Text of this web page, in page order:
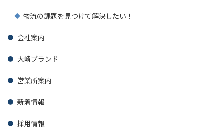
物流の課題を見つけて解決したい！
会社案内
大崎ブランド
営業所案内
新着情報
採用情報